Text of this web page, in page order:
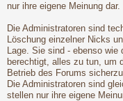
nur ihre eigene Meinung dar.
Die Administratoren sind
Löschung einzelner Nicks
Lage. Sie sind - ebenso
berechtigt, alles zu tun, um
Betrieb des Forums
Die Administratoren sind
stellen nur ihre eigene